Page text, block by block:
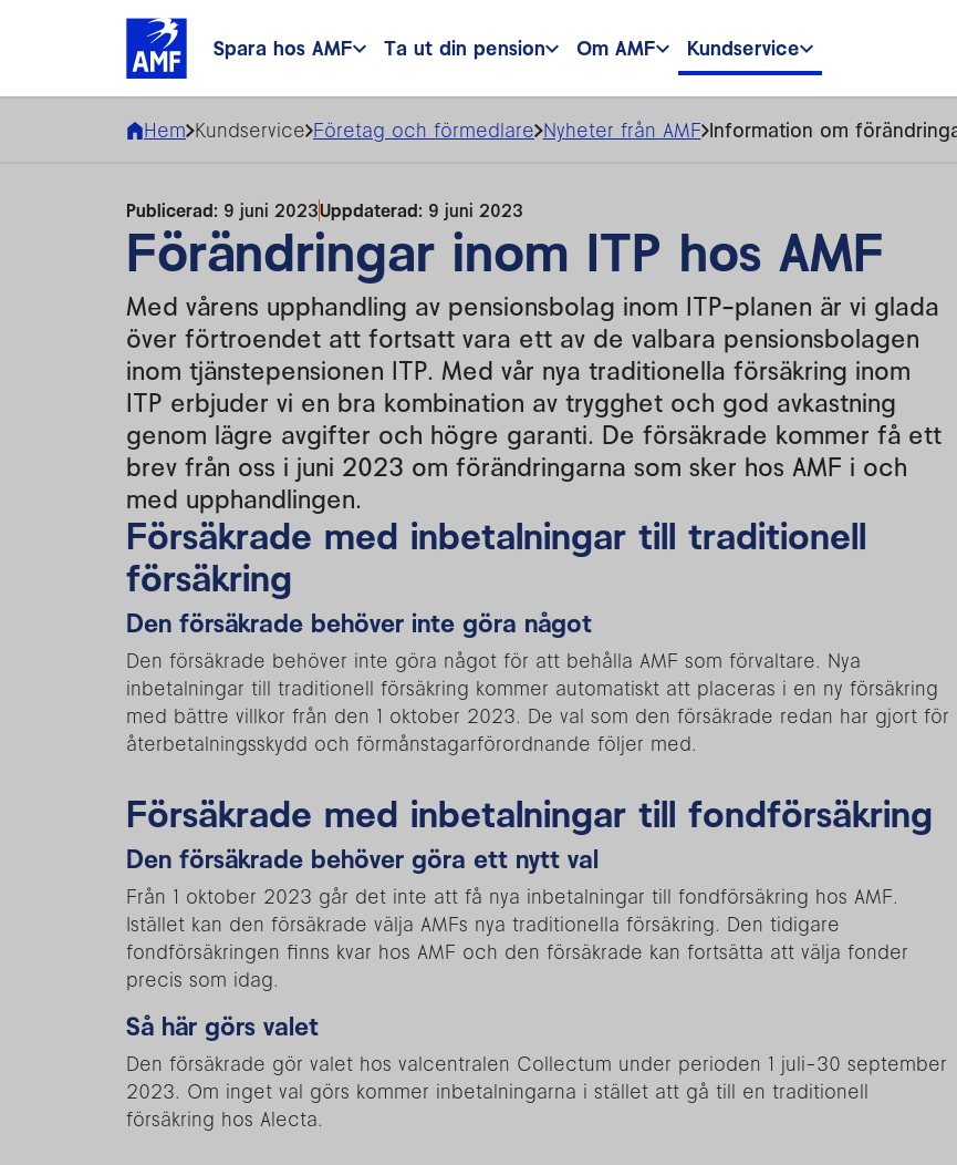
Spara hos AMF Ta ut din pension Om AMF Kundservice
Hem Kundservice Företag och förmedlare Nyheter från AMF Information om
Publicerad: 9 juni 2023Uppdaterad: 9 juni 2023
Förändringar inom ITP hos AMF
Med vårens upphandling av pensionsbolag inom ITP-planen är vi glada
över förtroendet att fortsatt vara ett av de valbara pensionsbolagen
inom tjänstepensionen ITP. Med vår nya traditionella försäkring inom
ITP erbjuder vi en bra kombination av trygghet och god avkastning
genom lägre avgifter och högre garanti. De försäkrade kommer få ett
brev från oss i juni 2023 om förändringarna som sker hos AMF i och
med upphandlingen.
Försäkrade med inbetalningar till traditionell
försäkring
Den försäkrade behöver inte göra något
Den försäkrade behöver inte göra något för att behålla AMF som förvaltare. Nya
inbetalningar till traditionell försäkring kommer automatiskt att placeras i en ny försäkring
med bättre villkor från den 1 oktober 2023. De val som den försäkrade redan har gjort för
återbetalningsskydd och förmånstagarförordnande följer med.
Försäkrade med inbetalningar till fondförsäkring
Den försäkrade behöver göra ett nytt val
Från 1 oktober 2023 går det inte att få nya inbetalningar till fondförsäkring hos AMF.
Istället kan den försäkrade välja AMFs nya traditionella försäkring. Den tidigare
fondförsäkringen finns kvar hos AMF och den försäkrade kan fortsätta att välja fonder
precis som idag.
Så här görs valet
Den försäkrade gör valet hos valcentralen Collectum under perioden 1 juli-30 september
2023. Om inget val görs kommer inbetalningarna i stället att gå till en traditionell
försäkring hos Alecta.